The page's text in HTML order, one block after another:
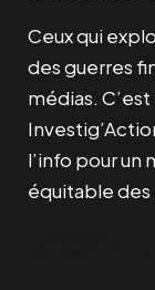
Ceux qui
des guerres
médias.
l’info pour un
équitable des